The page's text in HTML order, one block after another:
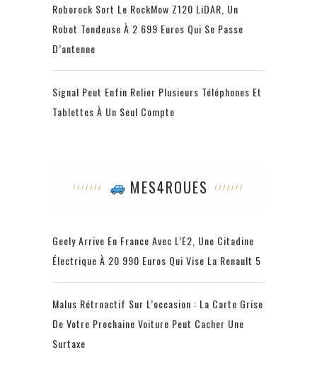
Roborock Sort Le RockMow Z120 LiDAR, Un
Robot Tondeuse À 2 699 Euros Qui Se Passe
D’antenne
Signal Peut Enfin Relier Plusieurs Téléphones Et
Tablettes À Un Seul Compte
MES4ROUES
Geely Arrive En France Avec L’E2, Une Citadine
Électrique À 20 990 Euros Qui Vise La Renault 5
Malus Rétroactif Sur L’occasion : La Carte Grise
De Votre Prochaine Voiture Peut Cacher Une
Surtaxe